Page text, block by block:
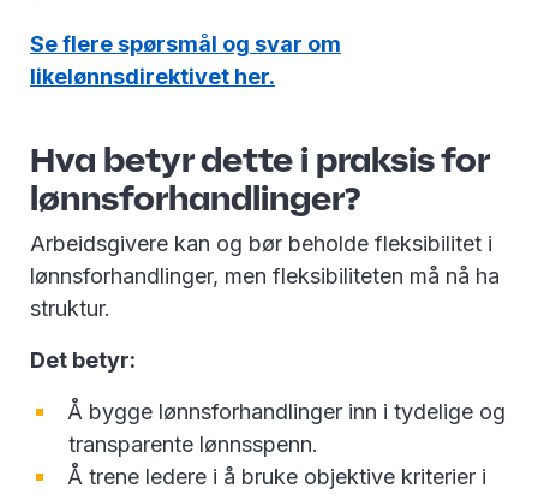
Se flere spørsmål og svar om
likelønnsdirektivet her.
Hva betyr dette i praksis for
lønnsforhandlinger?
Arbeidsgivere kan og bør beholde fleksibilitet i
lønnsforhandlinger, men fleksibiliteten må nå ha
struktur.
Det betyr:
Å bygge lønnsforhandlinger inn i tydelige og
transparente lønnsspenn.
Å trene ledere i å bruke objektive kriterier i